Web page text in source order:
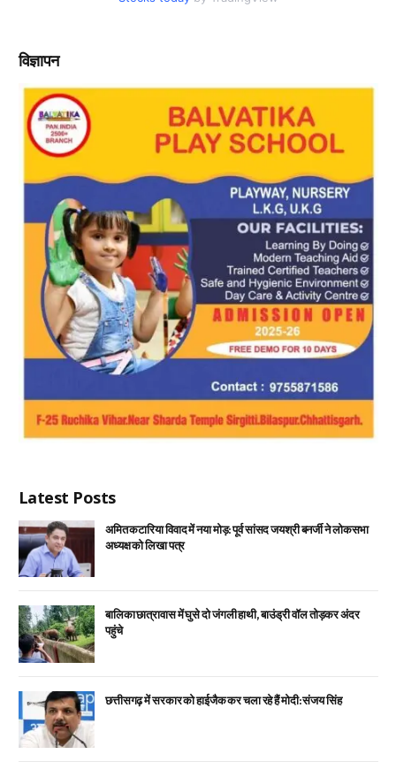
विज्ञापन
Latest Posts
अमित कटारिया विवाद में नया मोड़: पूर्व सांसद जयश्री बनर्जी ने लोकसभा
अध्यक्ष को लिखा पत्र
बालिका छात्रावास में घुसे दो जंगली हाथी, बाउंड्री वॉल तोड़कर अंदर
पहुंचे
छत्तीसगढ़ में सरकार को हाईजैक कर चला रहे हैं मोदी: संजय सिंह